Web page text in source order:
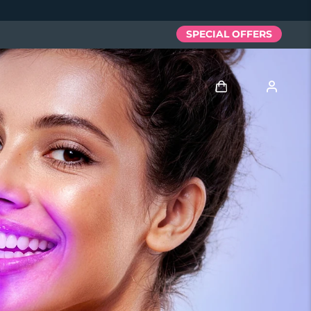
SPECIAL OFFERS
Войти
Профиль пользователя
Мои приборы
Мои заказы